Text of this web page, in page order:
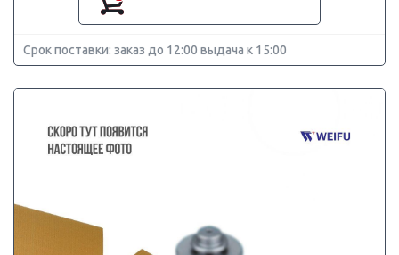
Срок поставки: заказ до 12:00 выдача к 15:00